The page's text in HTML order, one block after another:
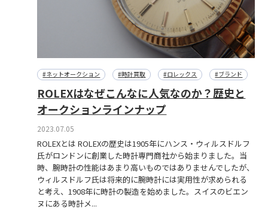
#ネットオークション #時計買取 #ロレックス #ブランド
ROLEXはなぜこんなに人気なのか？歴史と
オークションラインナップ
2023.07.05
ROLEXとは ROLEXの歴史は1905年にハンス・ウィルスドルフ
氏がロンドンに創業した時計専門商社から始まりました。当
時、腕時計の性能はあまり高いものではありませんでしたが、
ウィルスドルフ氏は将来的に腕時計には実用性が求められる
と考え、1908年に時計の製造を始めました。スイスのビエン
ヌにある時計メ...